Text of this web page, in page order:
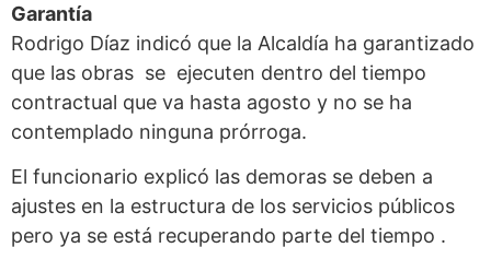
Garantía
Rodrigo Díaz indicó que la Alcaldía ha garantizado
que las obras se ejecuten dentro del tiempo
contractual que va hasta agosto y no se ha
contemplado ninguna prórroga.
El funcionario explicó las demoras se deben a
ajustes en la estructura de los servicios públicos
pero ya se está recuperando parte del tiempo .